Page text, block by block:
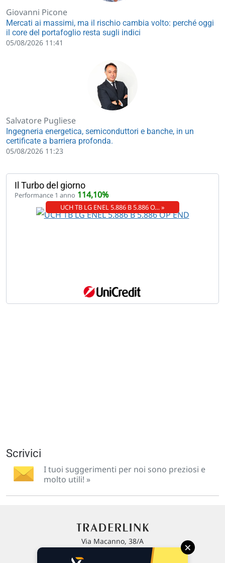
Giovanni Picone
Mercati ai massimi, ma il rischio cambia volto: perché oggi
il core del portafoglio resta sugli indici
05/08/2026 11:41
Salvatore Pugliese
Ingegneria energetica, semiconduttori e banche, in un
certificate a barriera profonda.
05/08/2026 11:23
Il Turbo del giorno
Performance 1 anno 114,10%
UCH TB LG ENEL 5.886 B 5.886 O… »
Scrivici
I tuoi suggerimenti per noi sono preziosi e
molto utili! »
Via Macanno, 38/A
×